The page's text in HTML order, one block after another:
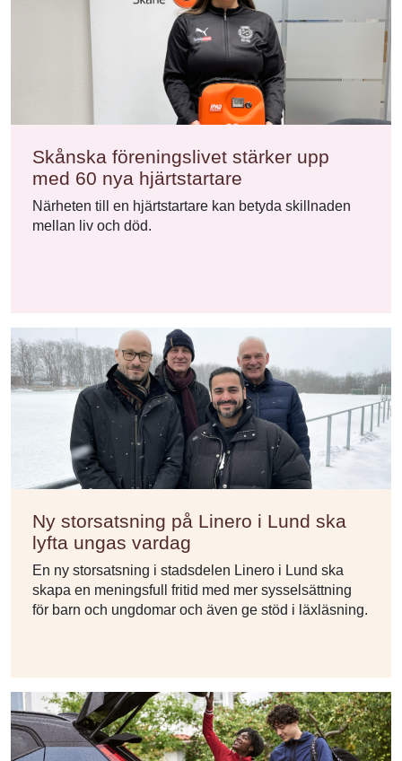
Skånska föreningslivet stärker upp
med 60 nya hjärtstartare
Närheten till en hjärtstartare kan betyda skillnaden
mellan liv och död.
Ny storsatsning på Linero i Lund ska
lyfta ungas vardag
En ny storsatsning i stadsdelen Linero i Lund ska
skapa en meningsfull fritid med mer sysselsättning
för barn och ungdomar och även ge stöd i läxläsning.